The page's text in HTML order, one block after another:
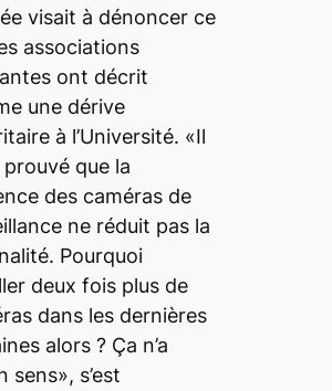
visait à dénoncer ce
associations
ont décrit
une dérive
à l’Université. «Il
prouvé que la
des caméras de
ne réduit pas la
Pourquoi
deux fois plus de
dans les dernières
alors ? Ça n’a
sens», s’est